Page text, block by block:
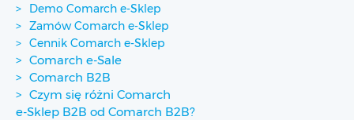
Demo Comarch e-Sklep
Zamów Comarch e-Sklep
Cennik Comarch e-Sklep
Comarch e-Sale
Comarch B2B
Czym się różni Comarch
e-Sklep B2B od Comarch B2B?